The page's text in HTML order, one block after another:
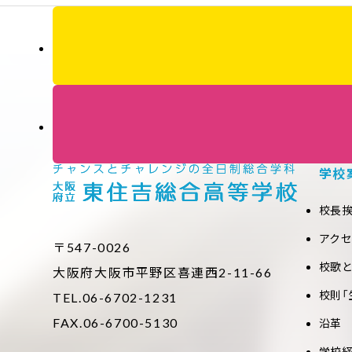
学校
校長
アク
校歌
校則
沿革
〒547-0026
大阪府大阪市平野区喜連西2-11-66
TEL.06-6702-1231
FAX.06-6700-5130